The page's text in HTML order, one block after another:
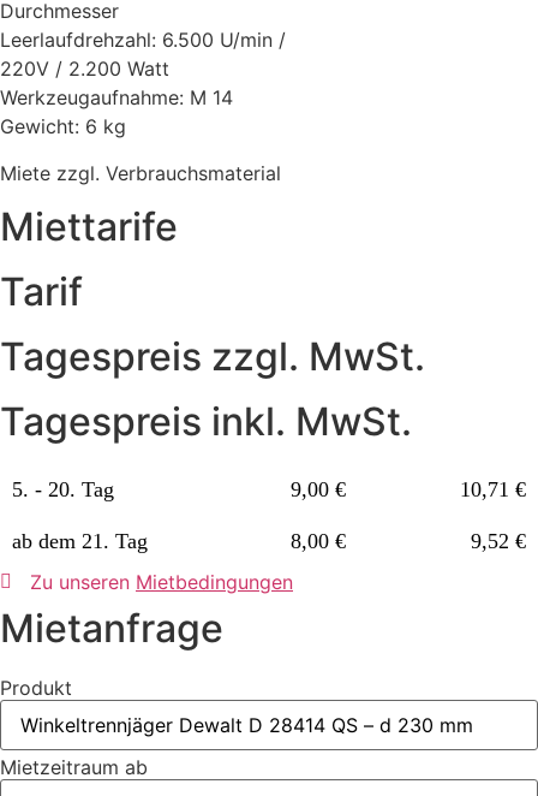
Durchmesser
Leerlaufdrehzahl: 6.500 U/min /
220V / 2.200 Watt
Werkzeugaufnahme: M 14
Gewicht: 6 kg
Miete zzgl. Verbrauchsmaterial
Miettarife
Tarif
Tagespreis zzgl. MwSt.
Tagespreis inkl. MwSt.
5. - 20. Tag 9,00 € 10,71 €
ab dem 21. Tag 8,00 €
9,52 €
Zu unseren Mietbedingungen
Mietanfrage
Produkt
Mietzeitraum ab